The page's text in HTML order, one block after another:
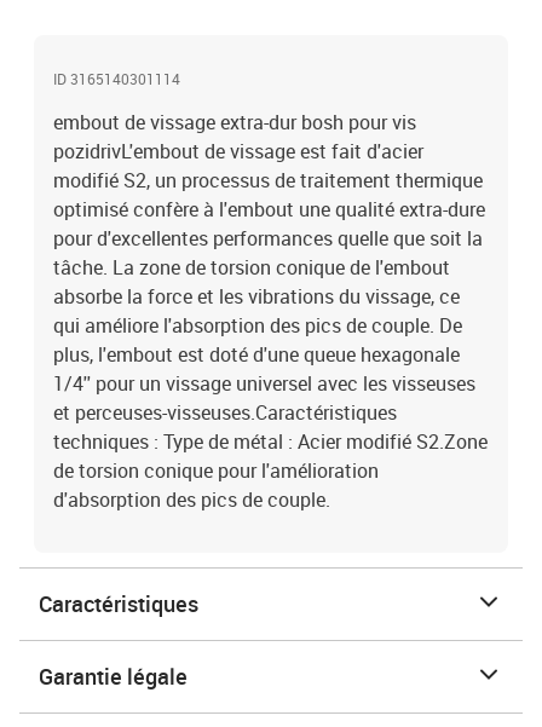
ID 3165140301114
embout de vissage extra-dur bosh pour vis
pozidrivL'embout de vissage est fait d'acier
modifié S2, un processus de traitement thermique
optimisé confère à l'embout une qualité extra-dure
pour d'excellentes performances quelle que soit la
tâche. La zone de torsion conique de l'embout
absorbe la force et les vibrations du vissage, ce
qui améliore l'absorption des pics de couple. De
plus, l'embout est doté d'une queue hexagonale
1/4'' pour un vissage universel avec les visseuses
et perceuses-visseuses.Caractéristiques
techniques : Type de métal : Acier modifié S2.Zone
de torsion conique pour l'amélioration
d'absorption des pics de couple.
Caractéristiques
Garantie légale